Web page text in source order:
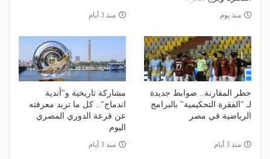
منذ يوم منذ 3 أيام
حظر المقارنة.. ضوابط جديدة
لـ "الفقرة التحكيمية" بالبرامج
الرياضية في مصر
منذ 3 أيام
مشاركة تاريخية و"أندية
اندماج".. كل ما تريد معرفته
عن قرعة الدوري المصري
اليوم
منذ 3 أيام